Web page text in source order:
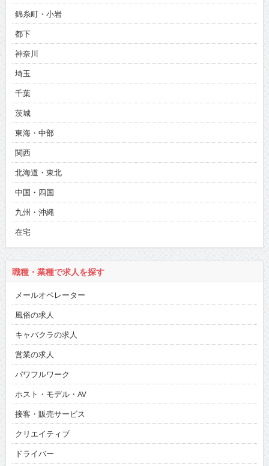
錦糸町・小岩
都下
神奈川
埼玉
千葉
茨城
東海・中部
関西
北海道・東北
中国・四国
九州・沖縄
在宅
職種・業種で求人を探す
メールオペレーター
風俗の求人
キャバクラの求人
営業の求人
パワフルワーク
ホスト・モデル・AV
接客・販売サービス
クリエイティブ
ドライバー